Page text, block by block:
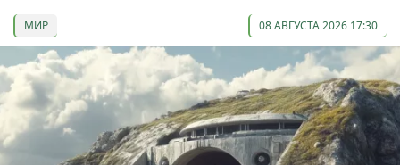
МИР 08 АВГУСТА 2026 17:30